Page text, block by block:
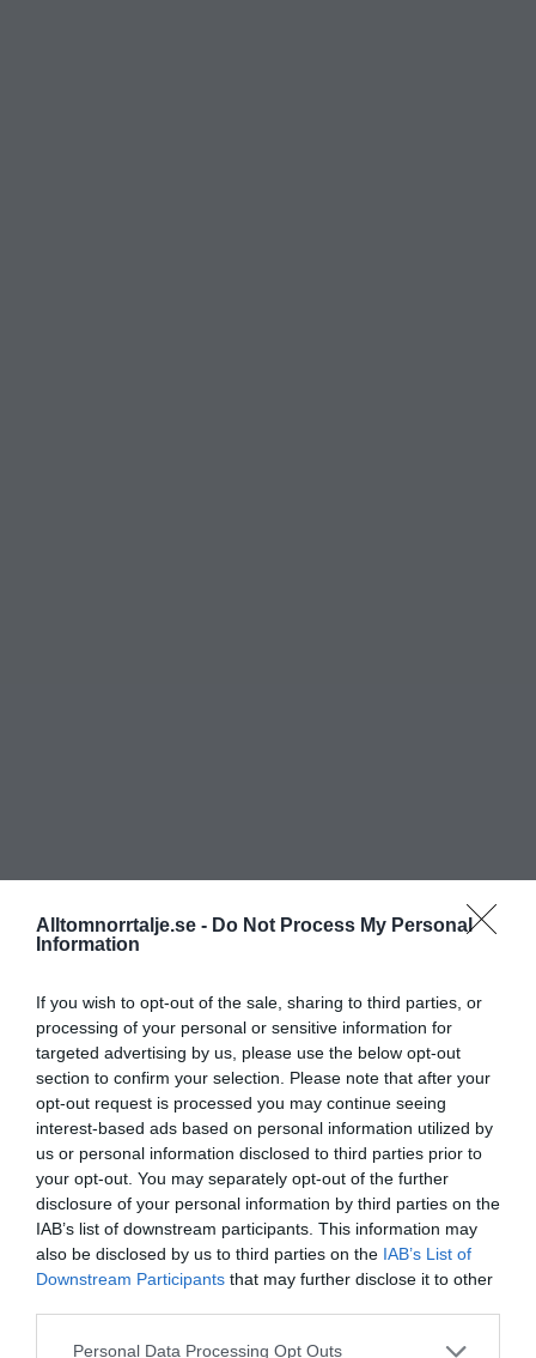
Alltomnorrtalje.se - Do Not Process My Personal
Information
If you wish to opt-out of the sale, sharing to third parties, or
processing of your personal or sensitive information for
targeted advertising by us, please use the below opt-out
section to confirm your selection. Please note that after your
opt-out request is processed you may continue seeing
interest-based ads based on personal information utilized by
us or personal information disclosed to third parties prior to
your opt-out. You may separately opt-out of the further
disclosure of your personal information by third parties on the
IAB’s list of downstream participants. This information may
also be disclosed by us to third parties on the IAB’s List of
Downstream Participants that may further disclose it to other
Personal Data Processing Opt Outs